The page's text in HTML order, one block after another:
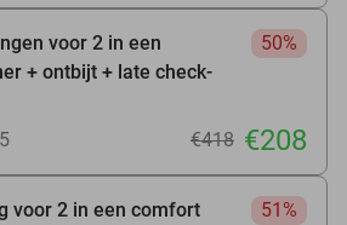
voor 2 in een
+ ontbijt + late check-
50%
€418 €208
voor 2 in een comfort
51%